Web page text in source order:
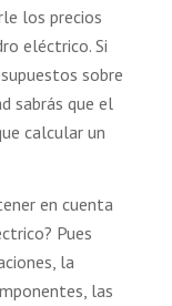
los precios
eléctrico. Si
sobre
sabrás que el
calcular un
en cuenta
Pues
la
las